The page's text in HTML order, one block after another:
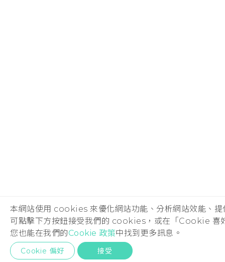
本網站使用 cookies 來優化網站功能、分析網站效能、提
可點擊下方按鈕接受我們的 cookies，或在「Cookie 喜
您也能在我們的Cookie 政策中找到更多訊息。
Cookie 偏好 接受